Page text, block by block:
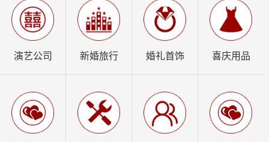
演艺公司 新婚旅行 婚礼首饰 喜庆用品